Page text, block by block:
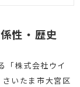
性・歴史
「株式会社ウイ
いたま市大宮区